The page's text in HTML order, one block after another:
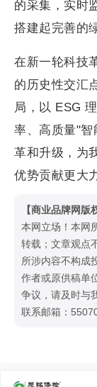
的采集，实时
搭建起完善的
在新一轮科技
的历史性交汇
局，以 ESG
率、高质量"智
革和升级，为
优势贡献更大
【商业品牌网版
本网立场！本网
转载；文章观点
所涉内容不构成
作者或原供稿单
争议，请及时与
联系邮箱：